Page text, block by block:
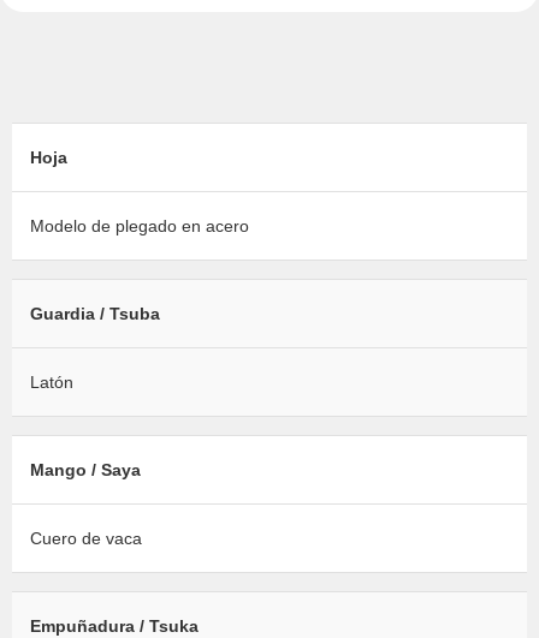
Hoja
Modelo de plegado en acero
Guardia / Tsuba
Latón
Mango / Saya
Cuero de vaca
Empuñadura / Tsuka